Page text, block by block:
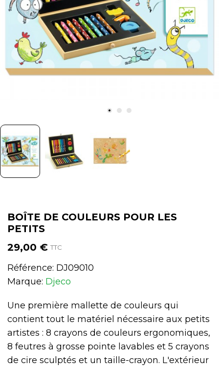
BOÎTE DE COULEURS POUR LES
PETITS
29,00 € TTC
Référence: DJ09010
Marque: Djeco
Une première mallette de couleurs qui
contient tout le matériel nécessaire aux petits
artistes : 8 crayons de couleurs ergonomiques,
8 feutres à grosse pointe lavables et 5 crayons
de cire sculptés et un taille-crayon. L'extérieur